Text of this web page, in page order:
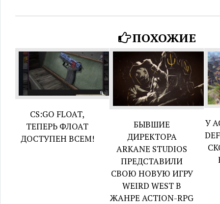
ПОХОЖИЕ
CS:GO FLOAT,
ТЕПЕРЬ ФЛОАТ
ДОСТУПЕН ВСЕМ!
БЫВШИЕ
ДИРЕКТОРА
ARKANE STUDIOS
ПРЕДСТАВИЛИ
СВОЮ НОВУЮ ИГРУ
WEIRD WEST В
ЖАНРЕ ACTION-RPG
У